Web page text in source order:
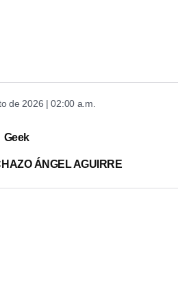
de 2026 | 02:00 a.m.
Geek
ÁNGEL AGUIRRE